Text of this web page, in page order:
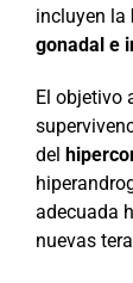
incluyen la
gonadal e
El objetivo
del
adecuada
nuevas